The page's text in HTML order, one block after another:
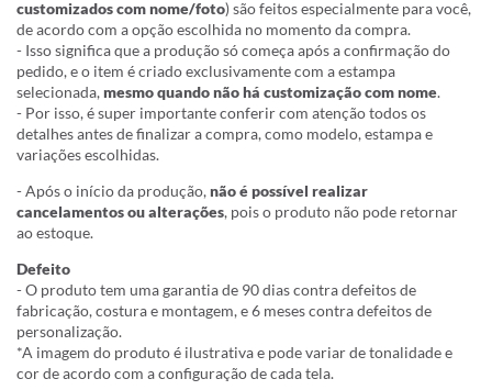
customizados com nome/foto) são feitos especialmente para você,
de acordo com a opção escolhida no momento da compra.
- Isso significa que a produção só começa após a confirmação do
pedido, e o item é criado exclusivamente com a estampa
selecionada,mesmo quando não há customização com nome.
- Por isso, é super importante conferir com atenção todos os
detalhes antes de finalizar a compra, como modelo, estampa e
variações escolhidas.
- Após o início da produção,não é possível realizar
cancelamentos ou alterações, pois o produto não pode retornar
ao estoque.
Defeito
- O produto tem uma garantia de 90 dias contra defeitos de
fabricação, costura e montagem, e 6 meses contra defeitos de
personalização.
*A imagem do produto é ilustrativa e pode variar de tonalidade e
cor de acordo com a configuração de cada tela.